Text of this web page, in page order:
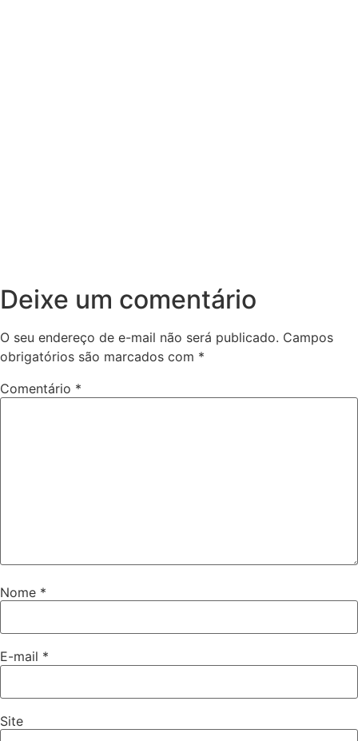
Deixe um comentário
O seu endereço de e-mail não será publicado. Campos
obrigatórios são marcados com *
Comentário *
Nome *
E-mail *
Site